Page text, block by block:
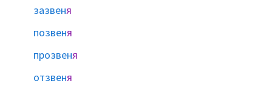
зазвеня
позвеня
прозвеня
отзвеня